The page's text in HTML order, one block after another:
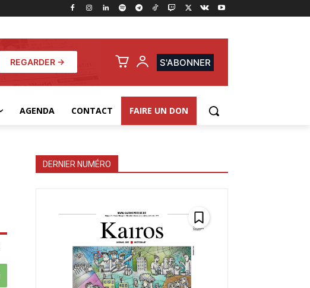
REGARDER → S'ABONNER
AGENDA CONTACT FAIRE UN DON
DERNIER NUMÉRO